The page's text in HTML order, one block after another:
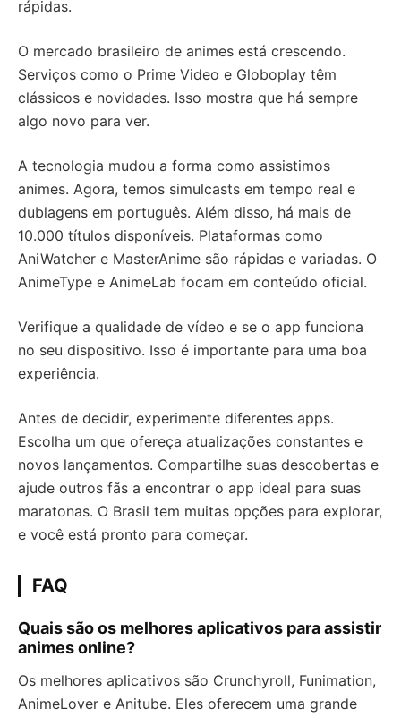
rápidas.
O mercado brasileiro de animes está crescendo.
Serviços como o Prime Video e Globoplay têm
clássicos e novidades. Isso mostra que há sempre
algo novo para ver.
A tecnologia mudou a forma como assistimos
animes. Agora, temos simulcasts em tempo real e
dublagens em português. Além disso, há mais de
10.000 títulos disponíveis. Plataformas como
AniWatcher e MasterAnime são rápidas e variadas. O
AnimeType e AnimeLab focam em conteúdo oficial.
Verifique a qualidade de vídeo e se o app funciona
no seu dispositivo. Isso é importante para uma boa
experiência.
Antes de decidir, experimente diferentes apps.
Escolha um que ofereça atualizações constantes e
novos lançamentos. Compartilhe suas descobertas e
ajude outros fãs a encontrar o app ideal para suas
maratonas. O Brasil tem muitas opções para explorar,
e você está pronto para começar.
FAQ
Quais são os melhores aplicativos para assistir
animes online?
Os melhores aplicativos são Crunchyroll, Funimation,
AnimeLover e Anitube. Eles oferecem uma grande